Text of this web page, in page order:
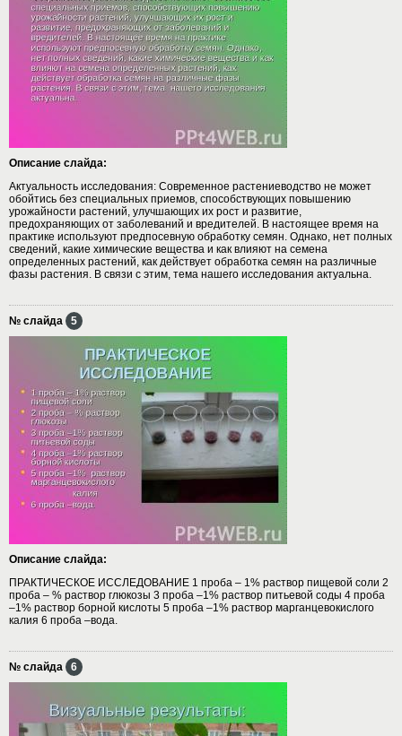
Описание слайда:
Актуальность исследования: Современное растениеводство не может
обойтись без специальных приемов, способствующих повышению
урожайности растений, улучшающих их рост и развитие,
предохраняющих от заболеваний и вредителей. В настоящее время на
практике используют предпосевную обработку семян. Однако, нет полных
сведений, какие химические вещества и как влияют на семена
определенных растений, как действует обработка семян на различные
фазы растения. В связи с этим, тема нашего исследования актуальна.
№ слайда 5
Описание слайда:
ПРАКТИЧЕСКОЕ ИССЛЕДОВАНИЕ 1 проба – 1% раствор пищевой соли 2
проба – % раствор глюкозы 3 проба –1% раствор питьевой соды 4 проба
–1% раствор борной кислоты 5 проба –1% раствор марганцевокислого
калия 6 проба –вода.
№ слайда 6